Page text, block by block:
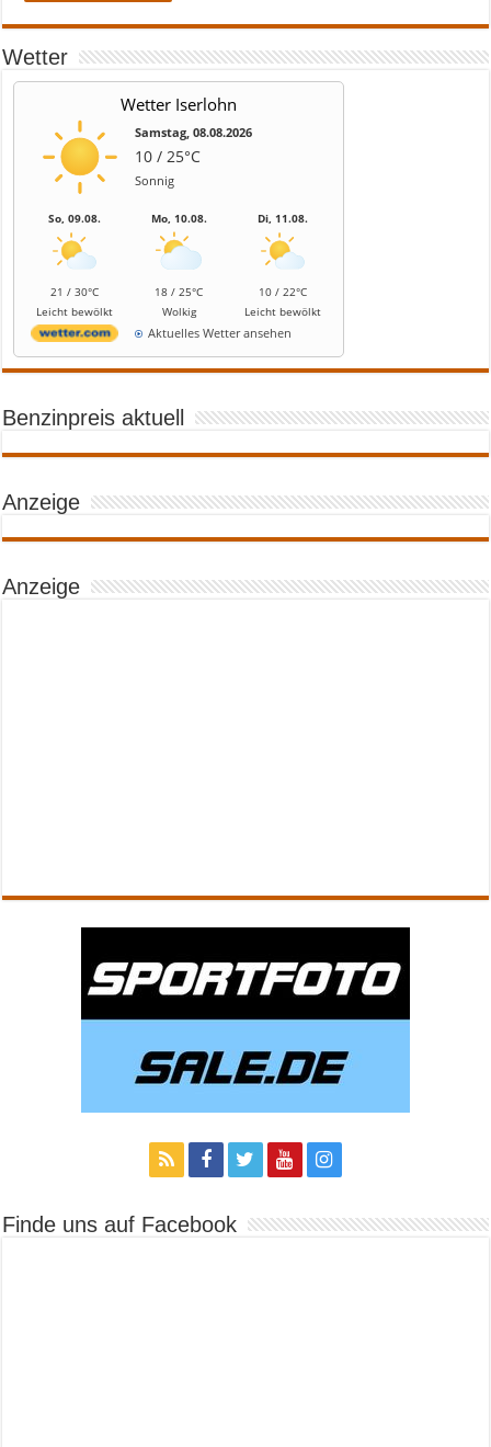
Wetter
Wetter Iserlohn
Samstag, 08.08.2026
10 / 25°C
Sonnig
So, 09.08.
21 / 30°C
Leicht bewölkt
Mo, 10.08.
18 / 25°C
Wolkig
Di, 11.08.
10 / 22°C
Leicht bewölkt
Aktuelles Wetter ansehen
Benzinpreis aktuell
Anzeige
Anzeige
Finde uns auf Facebook